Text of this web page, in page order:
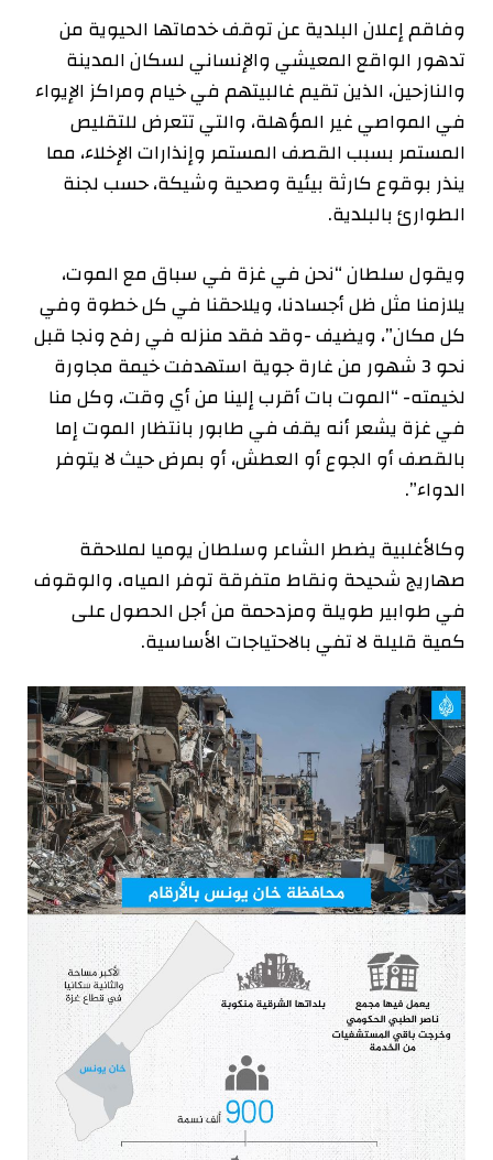
وفاقم إعلان البلدية عن توقف خدماتها الحيوية من
تدهور الواقع المعيشي والإنساني لسكان المدينة
والنازحين، الذين تقيم غالبيتهم في خيام ومراكز الإيواء
في المواصي غير المؤهلة، والتي تتعرض للتقليص
المستمر بسبب القصف المستمر وإنذارات الإخلاء، مما
ينذر بوقوع كارثة بيئية وصحية وشيكة، حسب لجنة
الطوارئ بالبلدية.
ويقول سلطان “نحن في غزة في سباق مع الموت،
يلازمنا مثل ظل أجسادنا، ويلاحقنا في كل خطوة وفي
كل مكان”، ويضيف -وقد فقد منزله في رفح ونجا قبل
نحو 3 شهور من غارة جوية استهدفت خيمة مجاورة
لخيمته- “الموت بات أقرب إلينا من أي وقت، وكل منا
في غزة يشعر أنه يقف في طابور بانتظار الموت إما
بالقصف أو الجوع أو العطش، أو بمرض حيث لا يتوفر
الدواء”.
وكالأغلبية يضطر الشاعر وسلطان يوميا لملاحقة
صهاريج شحيحة ونقاط متفرقة توفر المياه، والوقوف
في طوابير طويلة ومزدحمة من أجل الحصول على
كمية قليلة لا تفي بالاحتياجات الأساسية.